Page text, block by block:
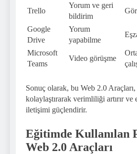
Trello
Yorum ve geri
bildirim
Google
Drive
Yorum
yapabilme
Microsoft
Teams
Video görüşme
Sonuç olarak, bu Web 2.0
kolaylaştırarak verimliliği artırır ve
iletişimi güçlendirir.
Eğitimde Kullanılan
Web 2.0 Araçları